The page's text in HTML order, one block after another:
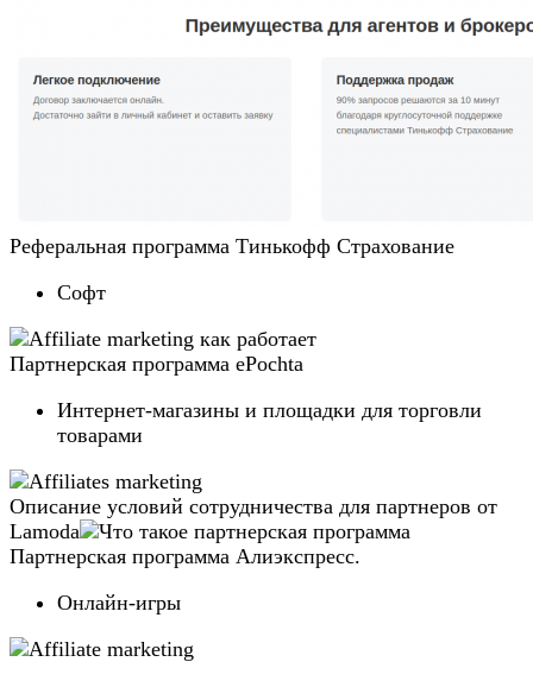
Реферальная программа Тинькофф Страхование
Софт
Партнерская программа ePochta
Интернет-магазины и площадки для торговли
товарами
Описание условий сотрудничества для партнеров от
Lamoda
Партнерская программа Алиэкспресс.
Онлайн-игры